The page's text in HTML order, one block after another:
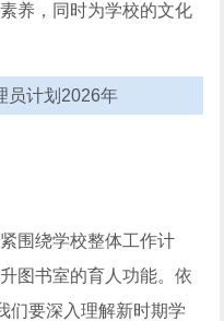
养，同时为学校的文化
员计划2026年
围绕学校整体工作计
图书室的育人功能。依
们要深入理解新时期学